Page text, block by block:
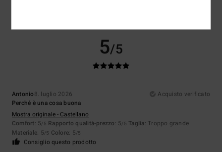
5/5
Antonio8. luglio 2026
Acquisto verificato
Perché è una cosa buona
Mostra originale - Castellano
Comfort: 5/5 Rapporto qualità-prezzo: 5/5 Taglia: Troppo grande
Materiale: 5/5 Colore: 5/5
Consiglio questo prodotto